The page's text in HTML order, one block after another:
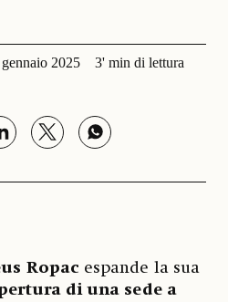
2025 3' min di lettura
Ropac espande la sua
di una sede a